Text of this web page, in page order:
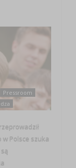
Pressroom
w Polsce szuka